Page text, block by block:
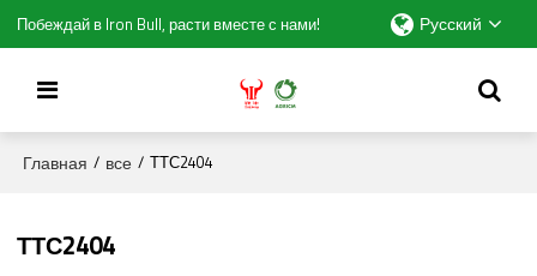
Побеждай в Iron Bull, расти вместе с нами! Русский
Главная / все / ТТС2404
ТТС2404